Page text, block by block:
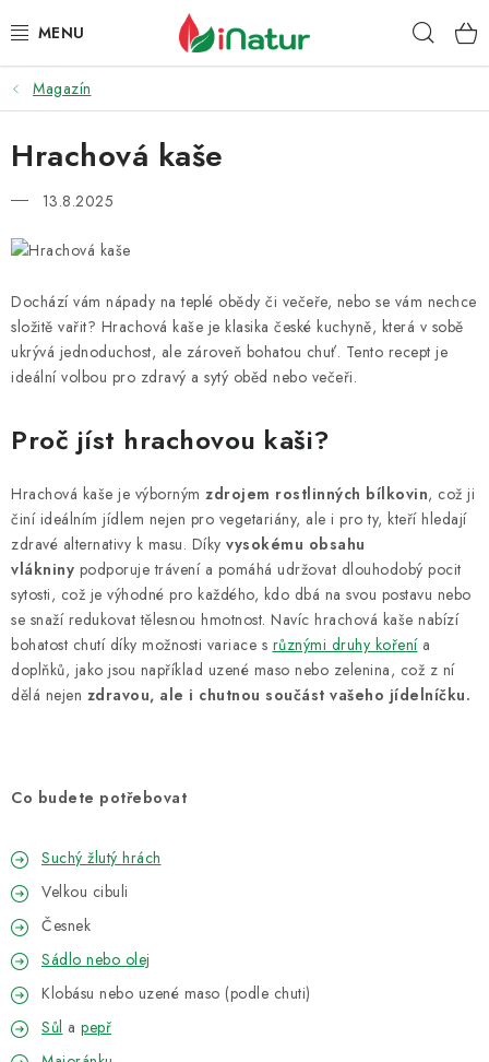
na
POTRAVINY
OŘECHY A SUŠENÉ PLODY
SNACKY
EKO DROGERIE A KOSMETIKA
VITAMÍNY
DOPRAVA A PLATBA
VELKOOBCHOD
KONTAKTY
ZNAČKY
Doprava a platba Velkoobchod
Kontakty
Reklamace a vrácení zboží
Obchodní podmínky
Magazín
Hrachová kaše
13.8.2025
Dochází vám nápady na teplé obědy či večeře, nebo se vám nechce
složitě vařit? Hrachová kaše je klasika české kuchyně, která v sobě
ukrývá jednoduchost, ale zároveň bohatou chuť. Tento recept je
ideální volbou pro zdravý a sytý oběd nebo večeři.
Proč jíst hrachovou kaši?
Hrachová kaše je výborným zdrojem rostlinných bílkovin, což ji
činí ideálním jídlem nejen pro vegetariány, ale i pro ty, kteří hledají
zdravé alternativy k masu. Díky vysokému obsahu
vlákniny podporuje trávení a pomáhá udržovat dlouhodobý pocit
sytosti, což je výhodné pro každého, kdo dbá na svou postavu nebo
se snaží redukovat tělesnou hmotnost. Navíc hrachová kaše nabízí
bohatost chutí díky možnosti variace s různými druhy koření a
doplňků, jako jsou například uzené maso nebo zelenina, což z ní
dělá nejen zdravou, ale i chutnou součást vašeho jídelníčku.
Co budete potřebovat
Suchý žlutý hrách
Velkou cibuli
Česnek
Sádlo nebo olej
Klobásu nebo uzené maso (podle chuti)
Sůl a pepř